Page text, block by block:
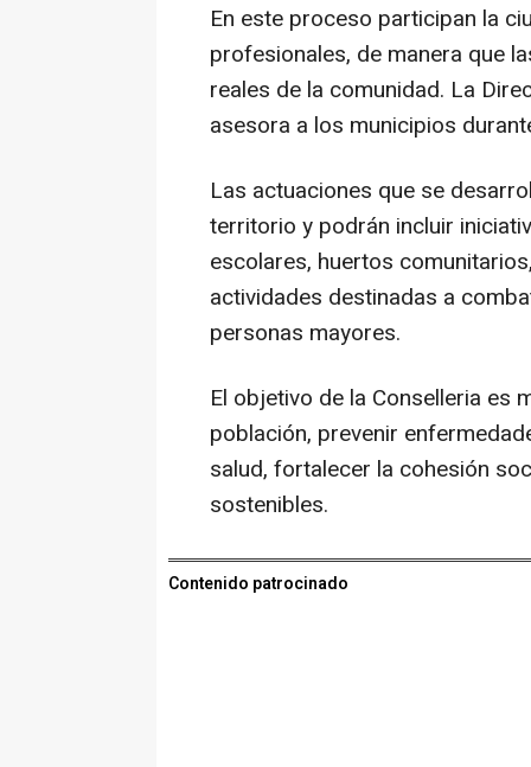
En este proceso participan la
profesionales, de manera que
reales de la comunidad. La
asesora a los municipios
Las actuaciones que se
territorio y podrán incluir
escolares, huertos
actividades destinadas a
personas mayores.
El objetivo de la Conselleria es
población, prevenir
salud, fortalecer la cohesión
sostenibles.
Contenido patrocinado